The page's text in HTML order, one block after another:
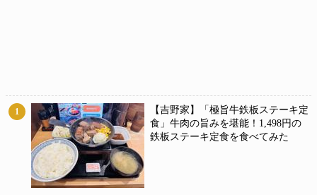
1
【吉野家】「極旨牛鉄板ステーキ定
食」牛肉の旨みを堪能！1,498円の
鉄板ステーキ定食を食べてみた